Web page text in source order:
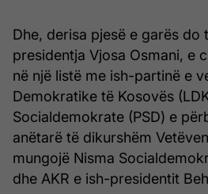
Dhe, derisa pjesë e garës do
presidentja Vjosa Osmani, e
në një listë me ish-partinë e
Demokratike të Kosovës
Socialdemokrate (PSD) e
anëtarë të dikurshëm
mungojë Nisma
dhe AKR e ish-presidentit